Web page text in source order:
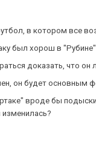
в котором все
был хорош в "Рубине"
доказать, что он
он будет основным
вроде бы